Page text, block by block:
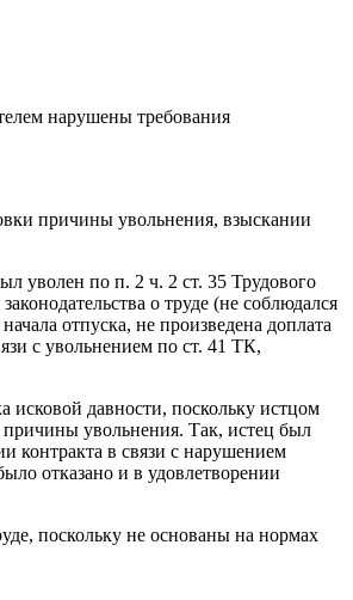
нарушены требования
причины увольнения, взыскании
уволен по п. 2 ч. 2 ст. 35 Трудового
о труде (не соблюдался
отпуска, не произведена доплата
с увольнением по ст. 41 ТК,
исковой давности, поскольку истцом
увольнения. Так, истец был
контракта в связи с нарушением
отказано и в удовлетворении
поскольку не основаны на нормах